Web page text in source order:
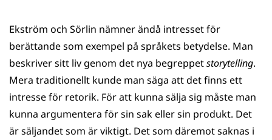
Ekström och Sörlin nämner ändå intresset för
berättande som exempel på språkets betydelse. Man
beskriver sitt liv genom det nya begreppetstorytelling.
Mera traditionellt kunde man säga att det finns ett
intresse för retorik. För att kunna sälja sig måste man
kunna argumentera för sin sak eller sin produkt. Det
är säljandet som är viktigt. Det som däremot saknas i